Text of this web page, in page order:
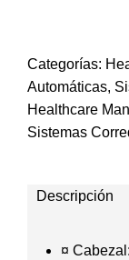
Categorías:
Automáticas,
Healthcare
Sistemas
Descripción
¤